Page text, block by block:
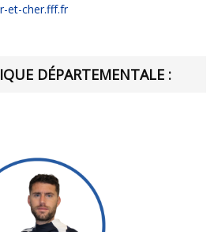
et-cher.fff.fr
DÉPARTEMENTALE :